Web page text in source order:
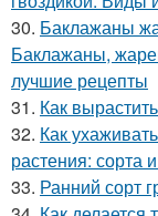
30. Баклажаны
Баклажаны,
лучшие рецепты
31. Как
32. Как
растения: сорта
33. Ранний сорт